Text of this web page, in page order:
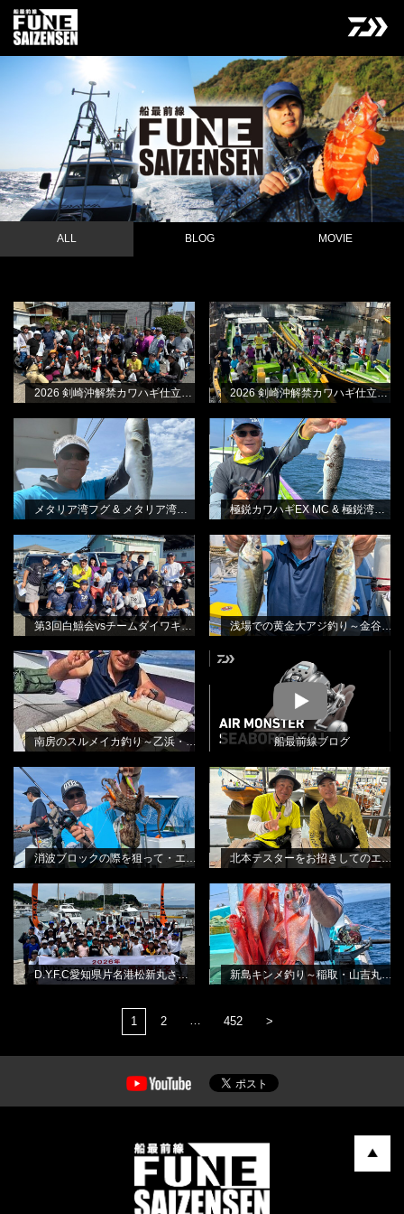
ALL BLOG MOVIE
2026 剣崎沖解禁カワハギ仕立て・B
船
林良一
NEW BLOG
2026 剣崎沖解禁カワハギ仕立て・B船
2026 剣崎沖解禁カワハギ仕立て・A
船
林良一
BLOG
2026 剣崎沖解禁カワハギ仕立て・A船
メタリア湾フグ & メタリア湾フグ-S
林良一
メタリア湾フグ & メタリア湾フグ-S
極鋭カワハギEX MC & 極鋭湾フグ
EX
林良一
BLOG
極鋭カワハギEX MC & 極鋭湾フグ EX
第3回白鱚会vsチームダイワキス釣り
懇親会
林良一
BLOG
第3回白鱚会vsチームダイワキス釣り懇親会
浅場での黄金大アジ釣り～金谷・光
進丸さんから
田渕雅生
BLOG
南房のスルメイカ釣り～乙浜・しま
や丸さんから
田渕雅生
BLOG
南房のスルメイカ釣り～乙浜・しまや丸さんから
MOVIE
船最前線ブログ
消波ブロックの際を狙って・エギタ
コ釣り
林良一
BLOG
消波ブロックの際を狙って・エギタコ釣り
北本テスターをお招きしてのエギタ
コ釣り教室
林良一
BLOG
北本テスターをお招きしてのエギタコ釣り教室
D.Y.F.C愛知県片名港松新丸さん・シ
ロギススクール
林良一
BLOG
D.Y.F.C愛知県片名港松新丸さん・シロギススクール
新島キンメ釣り～稲取・山吉丸さん
から
田渕雅生
BLOG
1 2 … 452 >